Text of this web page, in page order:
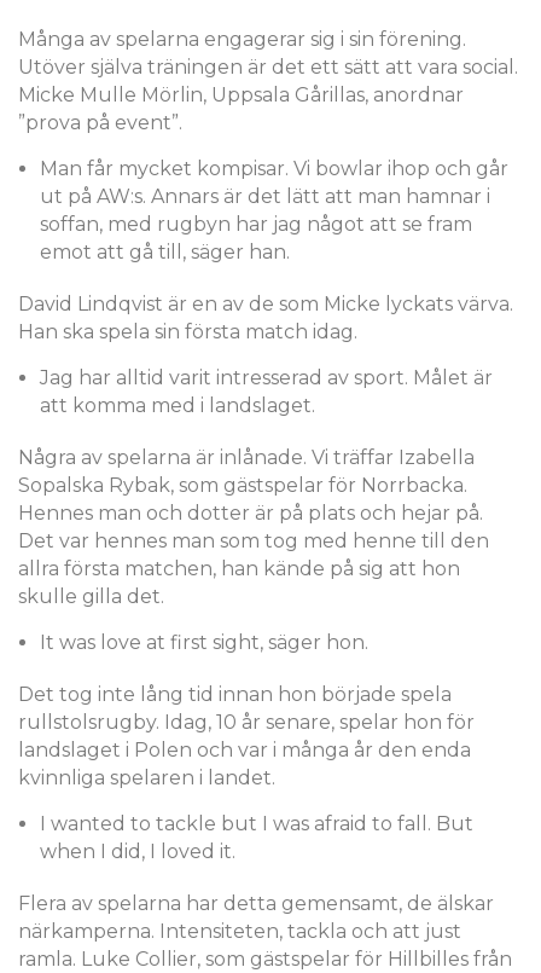
Många av spelarna engagerar sig i sin förening.
Utöver själva träningen är det ett sätt att vara social.
Micke Mulle Mörlin, Uppsala Gårillas, anordnar
”prova på event”.
Man får mycket kompisar. Vi bowlar ihop och går
ut på AW:s. Annars är det lätt att man hamnar i
soffan, med rugbyn har jag något att se fram
emot att gå till, säger han.
David Lindqvist är en av de som Micke lyckats värva.
Han ska spela sin första match idag.
Jag har alltid varit intresserad av sport. Målet är
att komma med i landslaget.
Några av spelarna är inlånade. Vi träffar Izabella
Sopalska Rybak, som gästspelar för Norrbacka.
Hennes man och dotter är på plats och hejar på.
Det var hennes man som tog med henne till den
allra första matchen, han kände på sig att hon
skulle gilla det.
It was love at first sight, säger hon.
Det tog inte lång tid innan hon började spela
rullstolsrugby. Idag, 10 år senare, spelar hon för
landslaget i Polen och var i många år den enda
kvinnliga spelaren i landet.
I wanted to tackle but I was afraid to fall. But
when I did, I loved it.
Flera av spelarna har detta gemensamt, de älskar
närkamperna. Intensiteten, tackla och att just
ramla. Luke Collier, som gästspelar för Hillbilles från